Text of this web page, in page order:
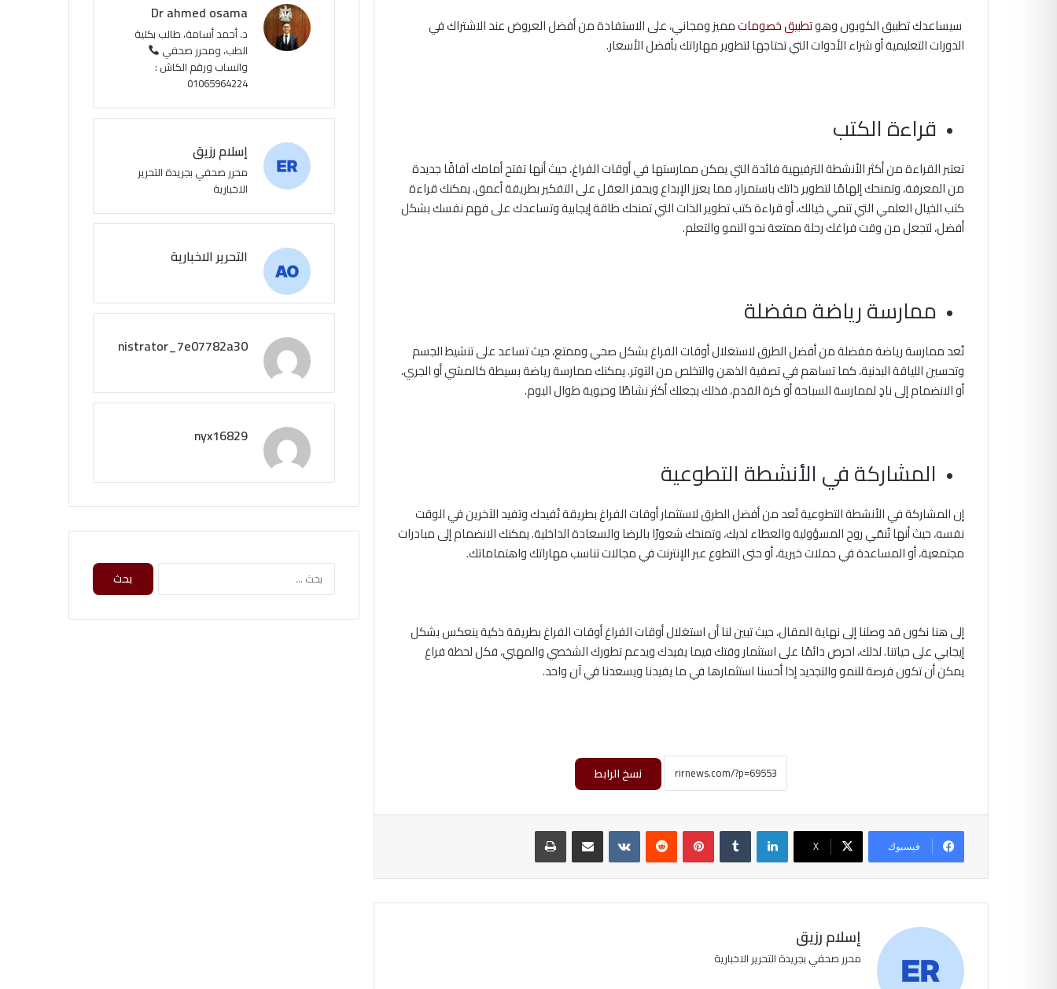
سيساعدك تطبيق الكوبون وهوتطبيق خصوماتمميز ومجاني، على الاستفادة من أفضل العروض عند الاشتراك في
الدورات التعليمية أو شراء الأدوات التي تحتاجها لتطوير مهاراتك بأفضل الأسعار.
قراءة الكتب
تعتبر القراءة من أكثر الأنشطة الترفيهية فائدة التي يمكن ممارستها في أوقات الفراغ، حيث أنها تفتح أمامك آفاقًا جديدة
من المعرفة، وتمنحك إلهامًا لتطوير ذاتك باستمرار، مما يعزز الإبداع ويحفز العقل على التفكير بطريقة أعمق. يمكنك قراءة
كتب الخيال العلمي التي تنمي خيالك، أو قراءة كتب تطوير الذات التي تمنحك طاقة إيجابية وتساعدك على فهم نفسك بشكل
أفضل، لتجعل من وقت فراغك رحلة ممتعة نحو النمو والتعلم.
ممارسة رياضة مفضلة
تُعد ممارسة رياضة مفضلة من أفضل الطرق لاستغلال أوقات الفراغ بشكل صحي وممتع، حيث تساعد على تنشيط الجسم
وتحسين اللياقة البدنية، كما تساهم في تصفية الذهن والتخلص من التوتر. يمكنك ممارسة رياضة بسيطة كالمشي أو الجري،
أو الانضمام إلى نادٍ لممارسة السباحة أو كرة القدم، فذلك يجعلك أكثر نشاطًا وحيوية طوال اليوم.
المشاركة في الأنشطة التطوعية
إن المشاركة في الأنشطة التطوعية تُعد من أفضل الطرق لاستثمار أوقات الفراغ بطريقة تُفيدك وتفيد الآخرين في الوقت
نفسه، حيث أنها تُنمّي روح المسؤولية والعطاء لديك، وتمنحك شعورًا بالرضا والسعادة الداخلية. يمكنك الانضمام إلى مبادرات
مجتمعية، أو المساعدة في حملات خيرية، أو حتى التطوع عبر الإنترنت في مجالات تناسب مهاراتك واهتماماتك.
إلى هنا نكون قد وصلنا إلى نهاية المقال، حيث تبين لنا أن استغلال أوقات الفراغ أوقات الفراغ بطريقة ذكية ينعكس بشكل
إيجابي على حياتنا. لذلك، احرص دائمًا على استثمار وقتك فيما يفيدك ويدعم تطورك الشخصي والمهني، فكل لحظة فراغ
يمكن أن تكون فرصة للنمو والتجديد إذا أحسنا استثمارها في ما يفيدنا ويسعدنا في آن واحد.
نسخ الرابط
فيسبوك ‫X
لينكدإن بينتيريست
إسلام رزيق
محرر صحفي بجريدة التحرير الاخبارية
S
S
Dr ahmed osama
د. أحمد أسامة، طالب بكلية
الطب، ومحرر صحفي
واتساب ورقم الكاش :
01065964224
إسلام رزيق
محرر صحفي بجريدة التحرير
الاخبارية
التحرير الاخبارية
administrator_7e07782a30
nyx16829
ح